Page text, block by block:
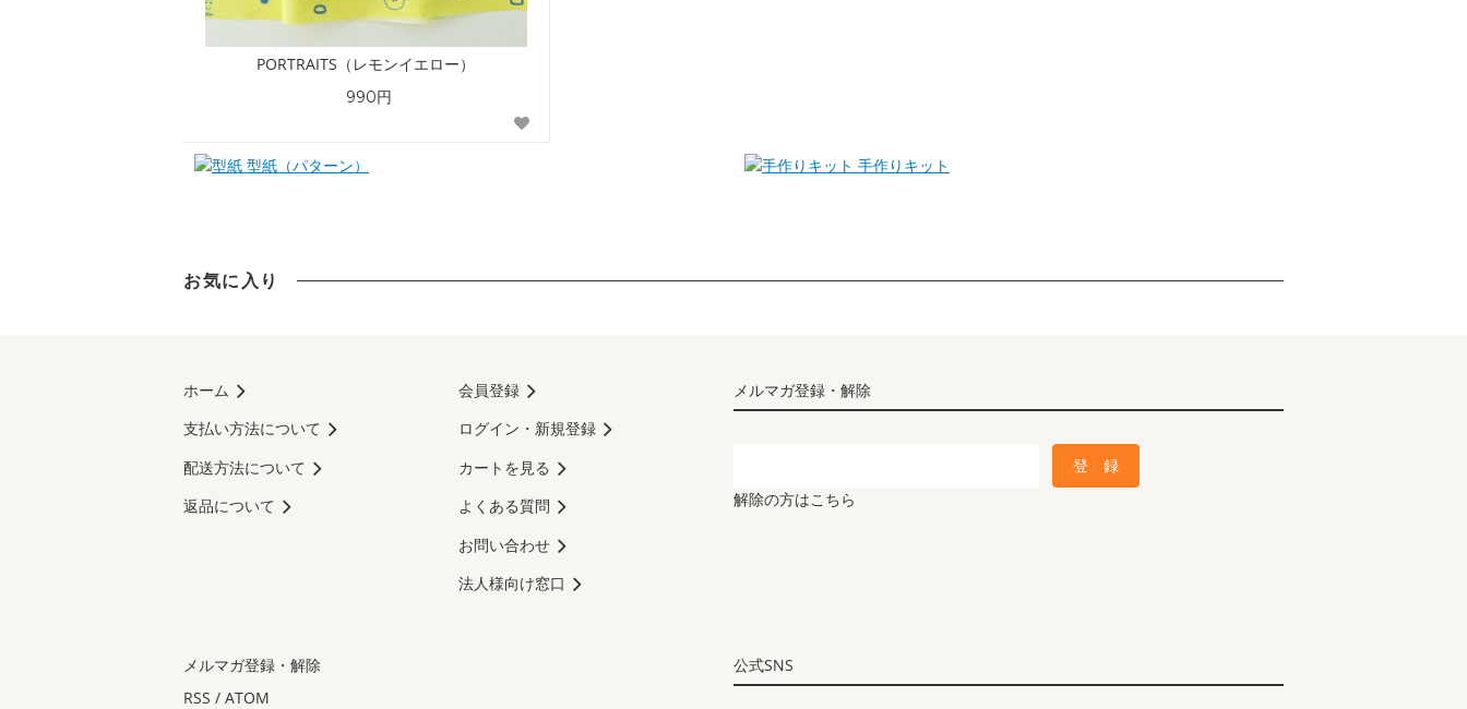
PORTRAITS（レモンイエロー）
990円
型紙（パターン） 手作りキット
お気に入り
メルマガ登録・解除
解除の方はこちら
ホーム
支払い方法について
配送方法について
返品について
会員登録
ログイン・新規登録
カートを見る
よくある質問
お問い合わせ
法人様向け窓口
公式SNS
メルマガ登録・解除
RSS / ATOM